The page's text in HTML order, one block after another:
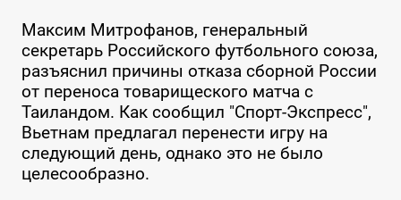
Максим Митрофанов, генеральный
секретарь Российского футбольного союза,
разъяснил причины отказа сборной России
от переноса товарищеского матча с
Таиландом. Как сообщил "Спорт-Экспресс",
Вьетнам предлагал перенести игру на
следующий день, однако это не было
целесообразно.